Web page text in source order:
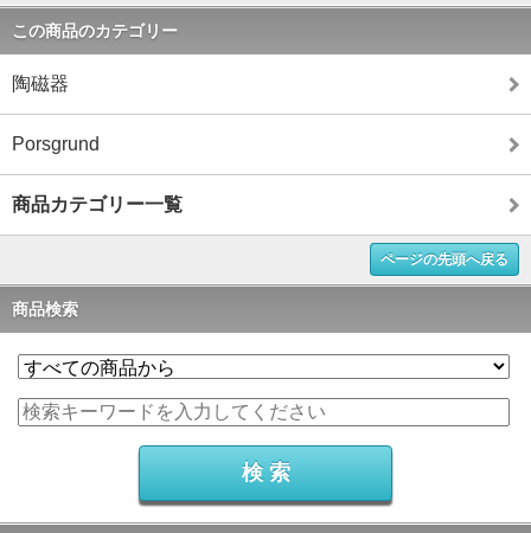
この商品のカテゴリー
陶磁器
Porsgrund
商品カテゴリー一覧
ページの先頭へ戻る
商品検索